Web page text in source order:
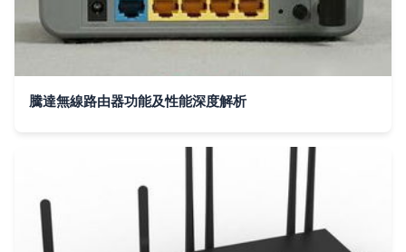
騰達無線路由器功能及性能深度解析